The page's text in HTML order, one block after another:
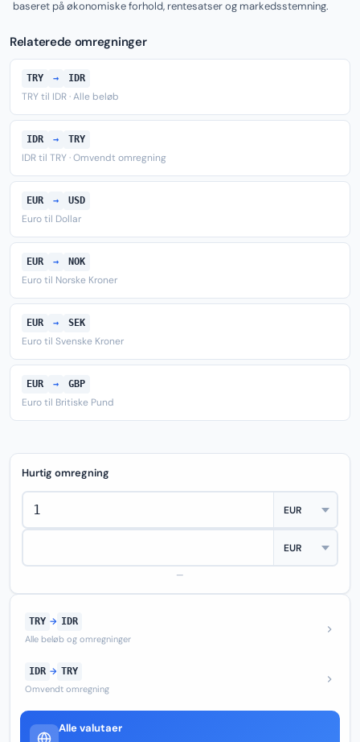
baseret på økonomiske forhold, rentesatser og markedsstemning.
Relaterede omregninger
TRY → IDR
TRY til IDR · Alle beløb
IDR → TRY
IDR til TRY · Omvendt omregning
EUR → USD
Euro til Dollar
EUR → NOK
Euro til Norske Kroner
EUR → SEK
Euro til Svenske Kroner
EUR → GBP
Euro til Britiske Pund
Hurtig omregning
—
TRY → IDR
Alle beløb og omregninger
IDR → TRY
Omvendt omregning
Alle valutaer